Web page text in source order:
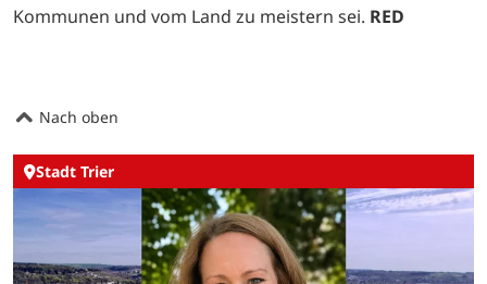
Kommunen und vom Land zu meistern sei. RED
Nach oben
Stadt Trier